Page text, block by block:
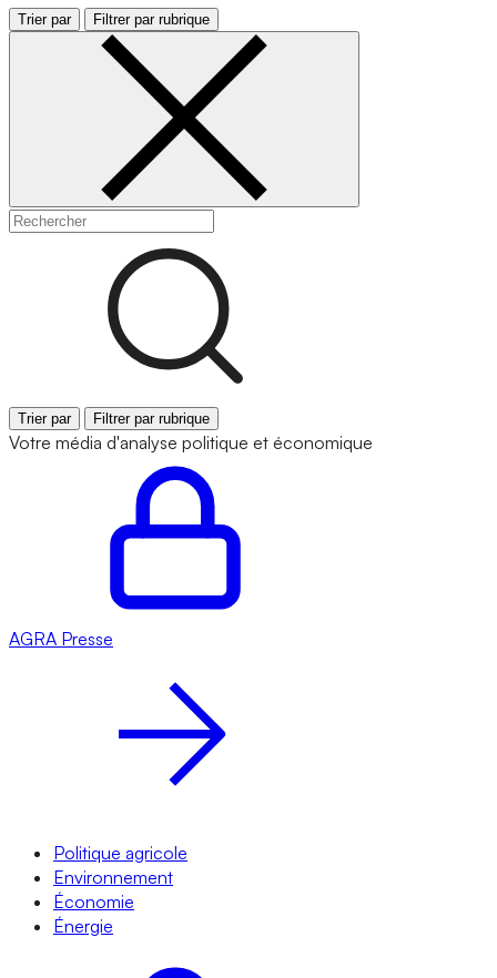
Trier par Filtrer par rubrique
Trier par Filtrer par rubrique
Votre média d'analyse politique et économique
AGRA Presse
Politique agricole
Environnement
Économie
Énergie